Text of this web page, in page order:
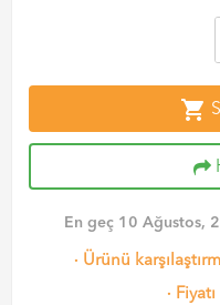
shopping_cart
En geç 10 Ağustos,
· Ürünü
·